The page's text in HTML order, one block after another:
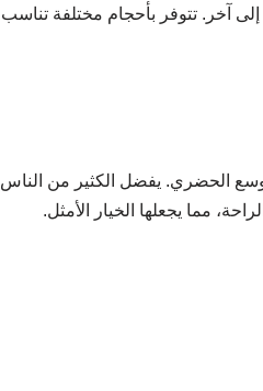
آخر. تتوفر بأحجام مختلفة تناسب
الحضري. يفضل الكثير من الناس
مما يجعلها الخيار الأمثل.